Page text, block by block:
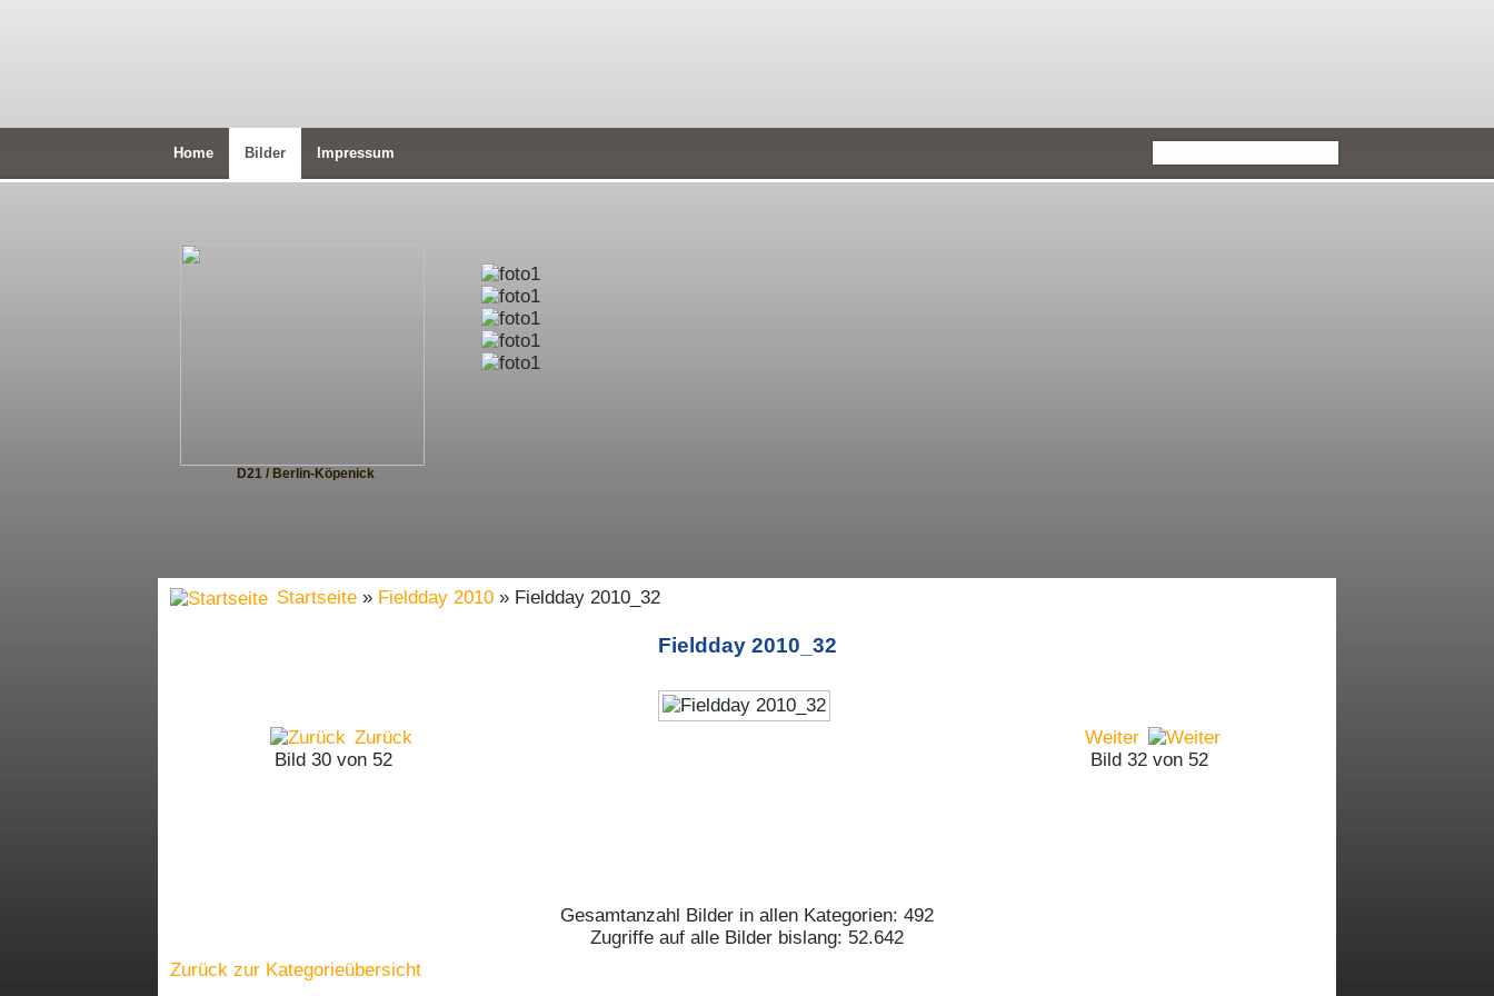
D21 / Berlin-Köpenick
Home Bilder Impressum
Startseite » Fieldday 2010 » Fieldday 2010_32
Fieldday 2010_32
Zurück
Bild 30 von 52
Weiter
Bild 32 von 52
Gesamtanzahl Bilder in allen Kategorien: 492
Zugriffe auf alle Bilder bislang: 52.642
Zurück zur Kategorieübersicht